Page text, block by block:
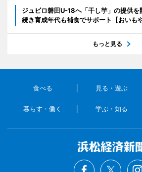
ジュビロ磐田U-18へ「干し芋」の提供を
続き育成年代も補食でサポート【おいもや
もっと見る
食べる 見る・遊ぶ
暮らす・働く 学ぶ・知る